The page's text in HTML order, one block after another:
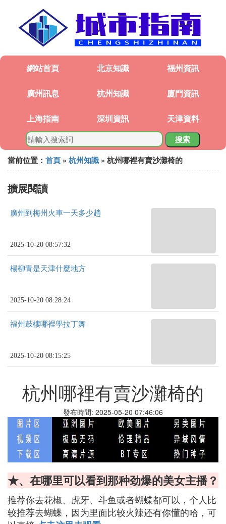
網站首頁 北京知識 福州資訊
廣州訊息 杭州知識 廈門資訊
上海指南 深圳資訊 天津資料
搜索
當前位置： 首頁 » 杭州知識 » 杭州哪裡有賣沙灘椅的
擴展閱讀
廣州到梅州火車一天多少趟
2025-10-20 08:57:32
楊柳青是天津什麼地方
2025-10-20 08:28:24
福州鼓樓哪裡學拉丁舞
2025-10-20 08:15:25
杭州哪裡有賣沙灘椅的
發布時間: 2025-05-20 07:46:06
★、在哪里可以看到那种劲爆的美女主播？
推荐你去花椒、虎牙、斗鱼或者蝴蝶都可以，个人比
较推荐去蝴蝶，因为里面比较火辣还有你懂的哈，可